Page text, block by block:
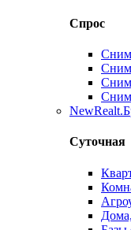
Спрос
New
Суточная